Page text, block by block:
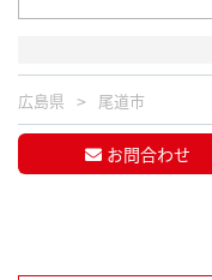
広島県 尾道市
お問合わせ